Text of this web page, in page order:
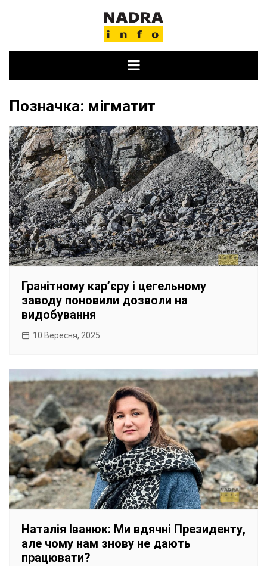
Позначка: мігматит
Гранітному карʼєру і цегельному
заводу поновили дозволи на
видобування
10 Вересня, 2025
Наталія Іванюк: Ми вдячні Президенту,
але чому нам знову не дають
працювати?